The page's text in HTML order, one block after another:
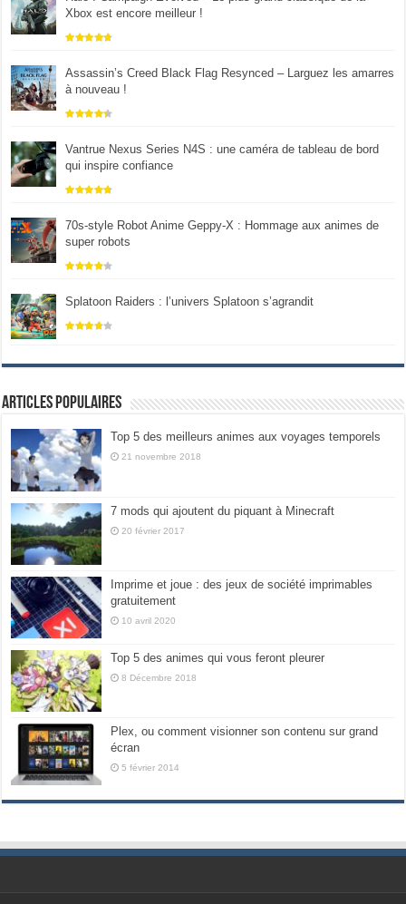
Xbox est encore meilleur !
Assassin’s Creed Black Flag Resynced – Larguez les amarres
à nouveau !
Vantrue Nexus Series N4S : une caméra de tableau de bord
qui inspire confiance
70s-style Robot Anime Geppy-X : Hommage aux animes de
super robots
Splatoon Raiders : l’univers Splatoon s’agrandit
Articles populaires
Top 5 des meilleurs animes aux voyages temporels
21 novembre 2018
7 mods qui ajoutent du piquant à Minecraft
20 février 2017
Imprime et joue : des jeux de société imprimables
gratuitement
10 avril 2020
Top 5 des animes qui vous feront pleurer
8 Décembre 2018
Plex, ou comment visionner son contenu sur grand
écran
5 février 2014